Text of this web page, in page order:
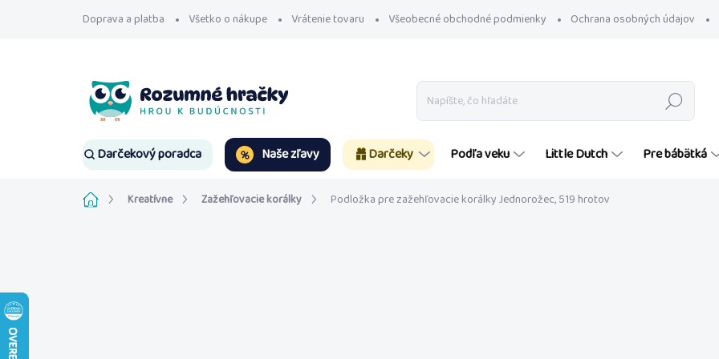
Doprava a platba Všetko o nákupe Vrátenie tovaru Všeobecné obchodné podmienky Ochrana osobných údajov
Hľadať
Darčekový poradca Naše zľavy Darčeky Podľa veku Little Dutch Pre bábätká
DomovKreatívne Zažehľovacie korálky Podložka pre zažehľovacie korálky Jednorožec, 519 hrotov